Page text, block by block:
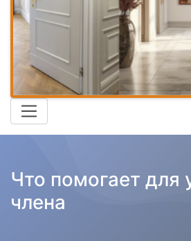
Что помогает для
члена